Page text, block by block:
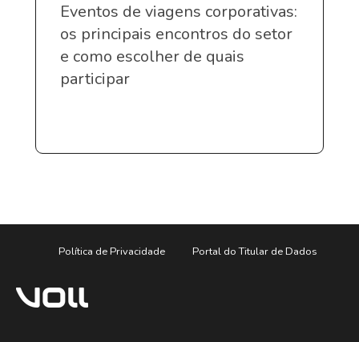
Eventos de viagens corporativas:
os principais encontros do setor
e como escolher de quais
participar
Política de Privacidade Portal do Titular de Dados